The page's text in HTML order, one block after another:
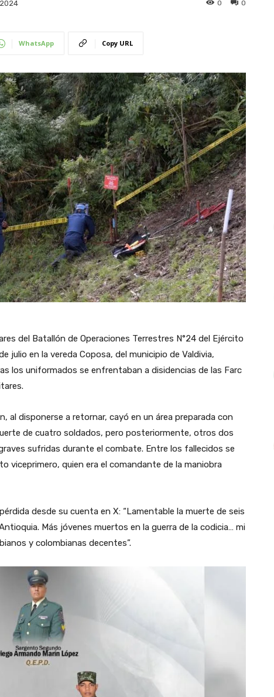
0
0
WhatsApp Copy URL
del Batallón de Operaciones Terrestres N°24 del Ejército
julio en la vereda Coposa, del municipio de Valdivia,
los uniformados se enfrentaban a disidencias de las Farc
al disponerse a retornar, cayó en un área preparada con
de cuatro soldados, pero posteriormente, otros dos
sufridas durante el combate. Entre los fallecidos se
viceprimero, quien era el comandante de la maniobra
desde su cuenta en X: “Lamentable la muerte de seis
Más jóvenes muertos en la guerra de la codicia… mi
y colombianas decentes”.